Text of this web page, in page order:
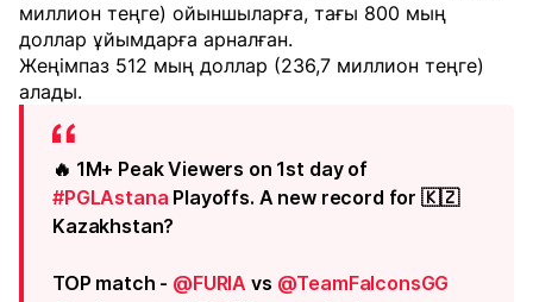
миллион теңге) ойыншыларға, тағы 800 мың
доллар ұйымдарға арналған.
Жеңімпаз 512 мың доллар (236,7 миллион теңге)
алады.
🔥 1M+ Peak Viewers on 1st day of
#PGLAstana Playoffs. A new record for 🇰🇿
Kazakhstan?
TOP match - @FURIA vs @TeamFalconsGG